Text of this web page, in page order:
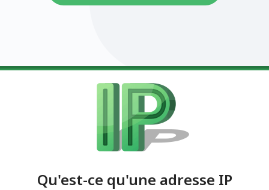
Qu'est-ce qu'une adresse IP